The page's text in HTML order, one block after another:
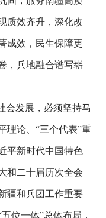
质效齐升，深化改
成效，民生保障更
，兵地融合谱写崭
会发展，必须坚持马
理论、“三个代表”重
平新时代中国特色
和二十届历次全会
疆和兵团工作重要
位一体”总体布局，